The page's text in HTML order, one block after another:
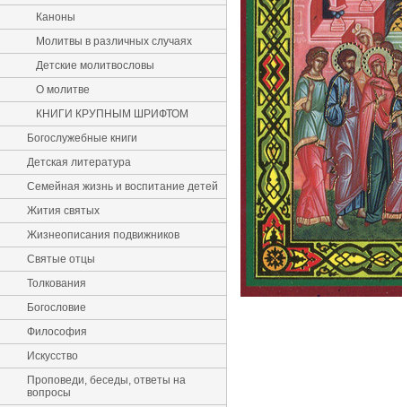
Каноны
Молитвы в различных случаях
Детские молитвословы
О молитве
КНИГИ КРУПНЫМ ШРИФТОМ
Богослужебные книги
Детская литература
Семейная жизнь и воспитание детей
Жития святых
Жизнеописания подвижников
Святые отцы
Толкования
Богословие
Философия
Искусство
Проповеди, беседы, ответы на
вопросы